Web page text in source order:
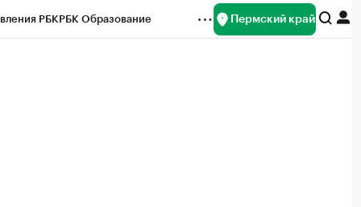
РБКРБК Образование Пермский край